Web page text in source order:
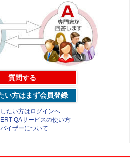
質問する
い方はまず会員登録
たい方はログインへ
QAサービスの使い方
イザーについて